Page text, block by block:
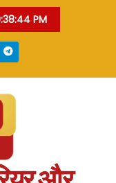
PM